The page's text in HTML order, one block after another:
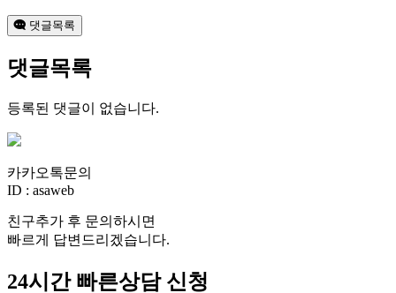
댓글목록
댓글목록
등록된 댓글이 없습니다.
카카오톡문의
ID : asaweb
친구추가 후 문의하시면
빠르게 답변드리겠습니다.
24시간 빠른상담 신청